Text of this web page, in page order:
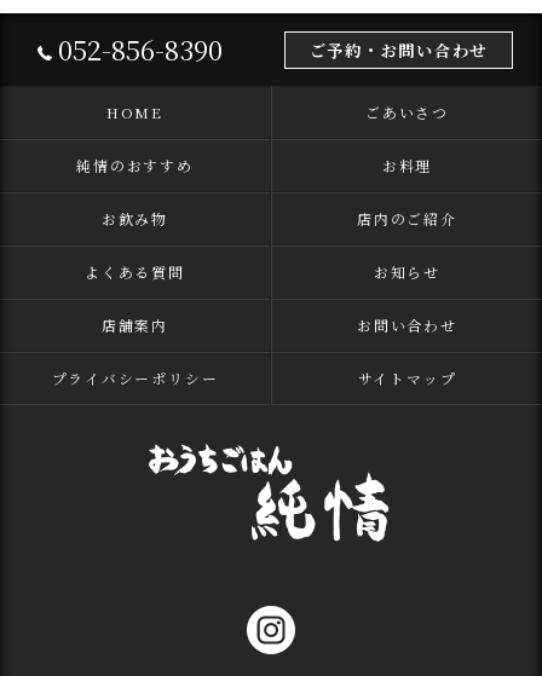
052-856-8390 ご予約・お問い合わせ
HOME ごあいさつ
純情のおすすめ お料理
お飲み物 店内のご紹介
よくある質問 お知らせ
店舗案内 お問い合わせ
プライバシーポリシー サイトマップ